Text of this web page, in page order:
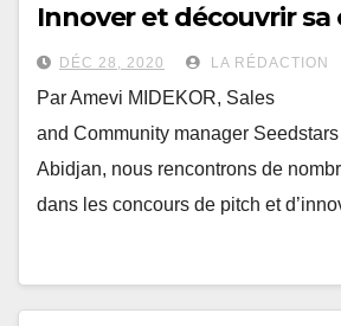
Innover et découvrir sa
DÉC 28, 2020 LA RÉDACTION
Par Amevi MIDEKOR, Sales
and Community manager
Abidjan, nous rencontrons de
dans les concours de pitch et